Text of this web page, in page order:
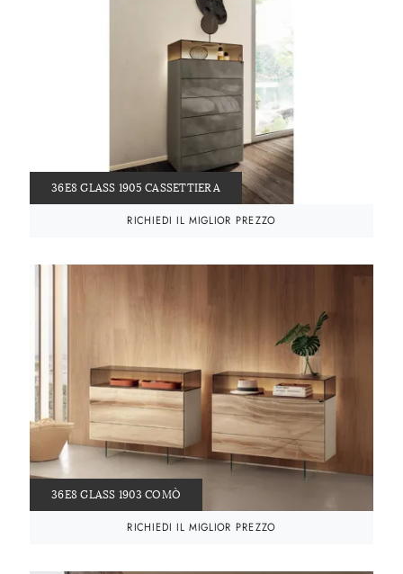
36E8 GLASS 1905 CASSETTIERA
RICHIEDI IL MIGLIOR PREZZO
36E8 GLASS 1903 COMÒ
RICHIEDI IL MIGLIOR PREZZO